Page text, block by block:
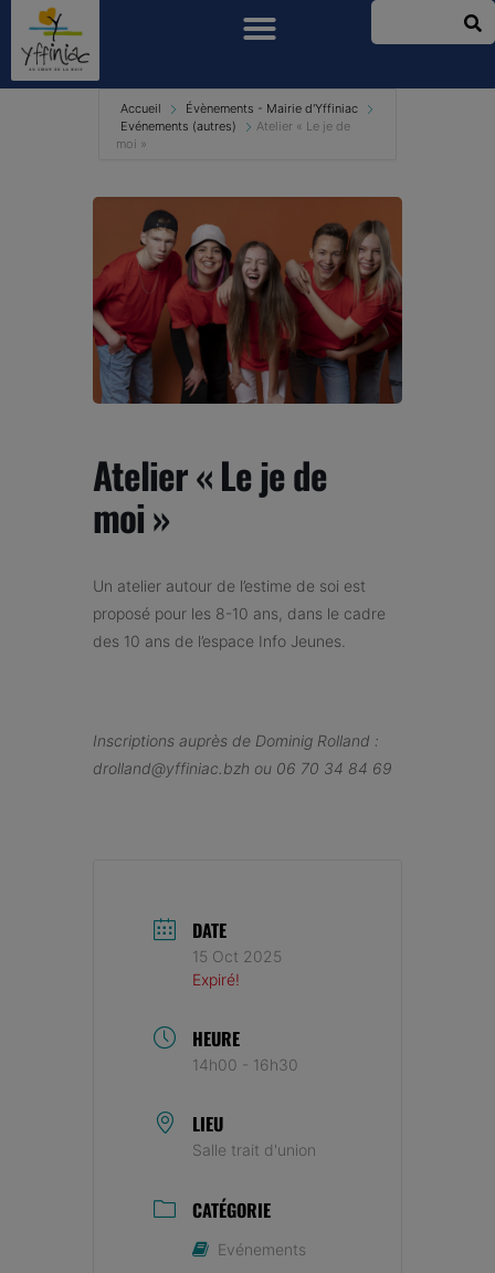
Accueil
Évènements - Mairie d'Yffiniac
Evénements (autres)
Atelier « Le je de
moi »
Atelier « Le je de
moi »
Un atelier autour de l’estime de soi est
proposé pour les 8-10 ans, dans le cadre
des 10 ans de l’espace Info Jeunes.
Inscriptions auprès de Dominig Rolland :
drolland@yffiniac.bzh ou 06 70 34 84 69
DATE
15 Oct 2025
Expiré!
HEURE
14h00 - 16h30
LIEU
Salle trait d'union
CATÉGORIE
Evénements